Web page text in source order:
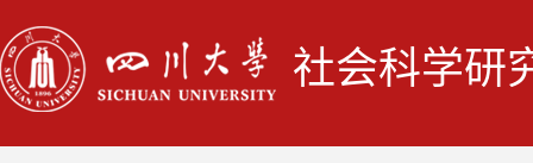
社会科学研